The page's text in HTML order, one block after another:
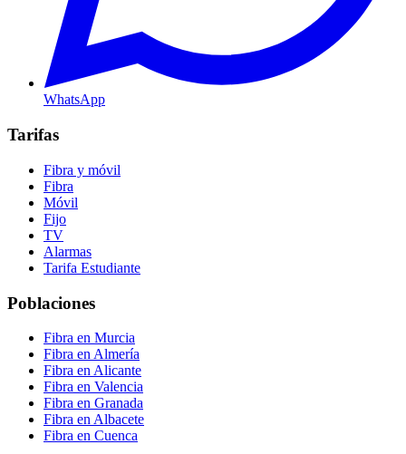
WhatsApp
Tarifas
Fibra y móvil
Fibra
Móvil
Fijo
TV
Alarmas
Tarifa Estudiante
Poblaciones
Fibra en Murcia
Fibra en Almería
Fibra en Alicante
Fibra en Valencia
Fibra en Granada
Fibra en Albacete
Fibra en Cuenca